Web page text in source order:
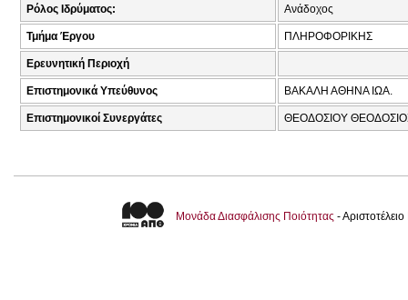
Ρόλος Ιδρύματος: Ανάδοχος
Τμήμα Έργου ΠΛΗΡΟΦΟΡΙΚΗΣ
Ερευνητική Περιοχή
Επιστημονικά Υπεύθυνος ΒΑΚΑΛΗ ΑΘΗΝΑ ΙΩΑ.
Επιστημονικοί Συνεργάτες ΘΕΟΔΟΣΙΟΥ
Μονάδα Διασφάλισης Ποιότητας -